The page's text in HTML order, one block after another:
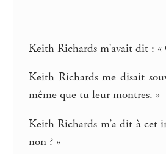
Keith Richards m’avait dit :
Keith Richards me disait
même que tu leur montres. »
Keith Richards m’a dit à cet
non ? »